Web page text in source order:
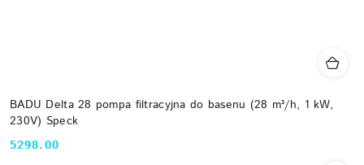
BADU Delta 28 pompa filtracyjna do basenu (28 m³/h, 1 kW,
230V) Speck
Cena:
5298.00